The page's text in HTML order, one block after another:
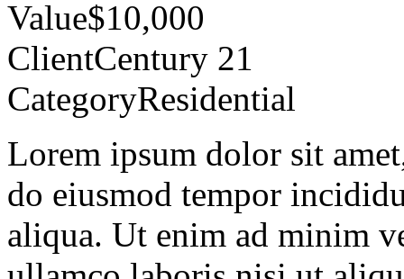
Value$10,000
ClientCentury 21
CategoryResidential
Lorem ipsum dolor sit
do eiusmod tempor
aliqua. Ut enim ad minim